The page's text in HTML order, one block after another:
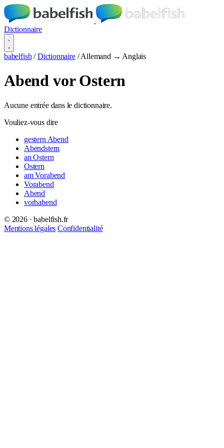
Dictionnaire
babelfish / Dictionnaire / Allemand → Anglais
Abend vor Ostern
Aucune entrée dans le dictionnaire.
Vouliez-vous dire
gestern Abend
Abendstern
an Ostern
Ostern
am Vorabend
Vorabend
Abend
vorhabend
© 2026 · babelfish.fr
Mentions légales Confidentialité